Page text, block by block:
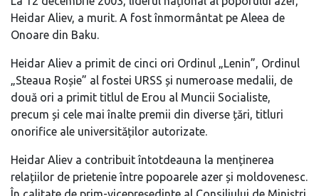
Heidar Aliev, a murit. A fost înmormântat pe Aleea de
Onoare din Baku.
Heidar Aliev a primit de cinci ori Ordinul „Lenin”, Ordinul
„Steaua Roșie” al fostei URSS și numeroase medalii, de
două ori a primit titlul de Erou al Muncii Socialiste,
precum și cele mai înalte premii din diverse țări, titluri
onorifice ale universităților autorizate.
Heidar Aliev a contribuit întotdeauna la menținerea
relațiilor de prietenie între popoarele azer și moldovenesc.